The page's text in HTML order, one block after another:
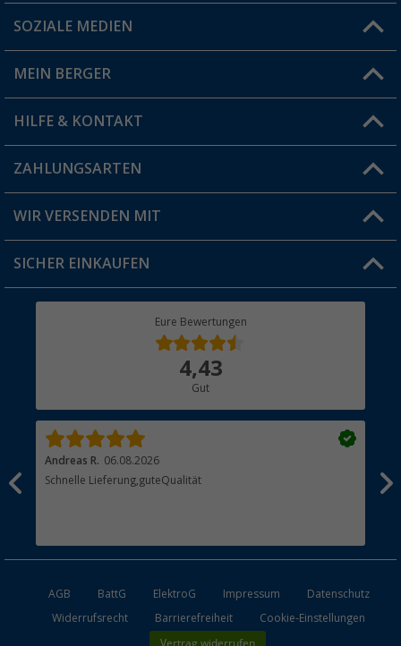
Du hast eine Frage?
Filiale finden
SOZIALE MEDIEN
MEIN BERGER
Vorteilskarte
Blog
Jobs & Karriere
HILFE & KONTAKT
FAQ & Kontakt
Versandinformationen
Rücksendung
ZAHLUNGSARTEN
WIR VERSENDEN MIT
SICHER EINKAUFEN
Eure Bewertungen
4,43
Gut
Andreas R. 06.08.2026
Schnelle Lieferung,guteQualität
AGB BattG ElektroG Impressum
Datenschutz
Widerrufsrecht
Barrierefreiheit Cookie-Einstellungen